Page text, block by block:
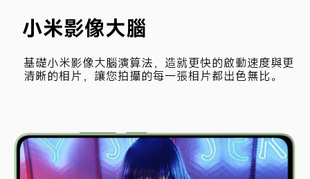
小米影像大腦
基礎小米影像大腦演算法，造就更快的啟動速度與更
清晰的相片，讓您拍攝的每一張相片都出色無比。